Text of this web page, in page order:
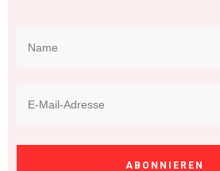
ABONNIEREN